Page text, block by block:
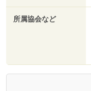
所属協会など